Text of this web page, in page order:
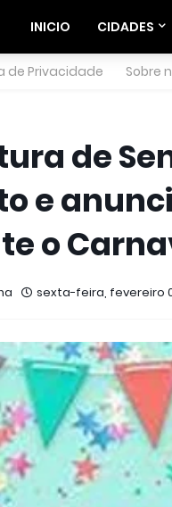
INICIO CIDADES
de Privacidade Sobre
de
e
o
sexta-feira, fevereiro